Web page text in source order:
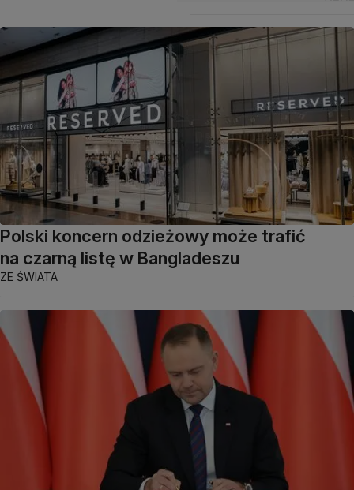
Polski koncern odzieżowy może trafić
na czarną listę w Bangladeszu
ZE ŚWIATA